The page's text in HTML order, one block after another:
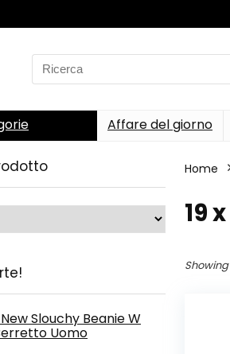
Search
for:
Affare del giorno
Slouchy Beanie W
Uomo
Home
‎19